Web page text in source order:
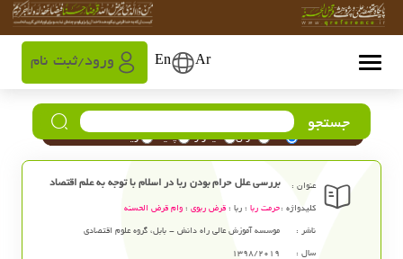
Ar
En ورود/ثبت نام
جستجو
همه عنوان کلیدواژه چکیده نویسنده
عنوان : بررسی علل حرام بودن ربا در اسلام با توجه به علم اقتصاد
کلیدواژه : حرمت ربا ؛ ربا ؛ قرض ربوی ؛ وام قرض الحسنه
ناشر : موسسه آموزش عالی راه دانش - بابل، گروه علوم اقتصادی
سال : 1398/2019